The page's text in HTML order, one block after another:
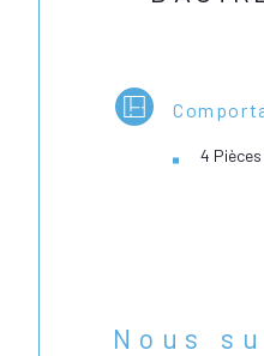
4 Pièces
Nous